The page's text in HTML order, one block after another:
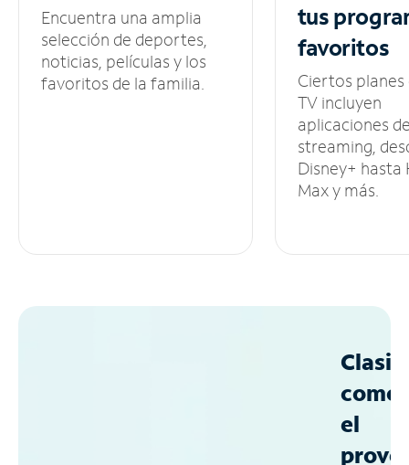
Encuentra una amplia
selección de deportes,
noticias, películas y los
favoritos de la familia.
tus
favoritos
Ciertos planes
TV incluyen
aplicaciones
streaming,
Disney+ hasta
Max y más.
como
el